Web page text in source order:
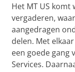
Het MT US komt
vergaderen,
aangedragen
delen. Met
een goede gang
Services.